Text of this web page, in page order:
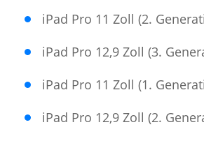
iPad Pro 11 Zoll (2.
iPad Pro 12,9 Zoll (3.
iPad Pro 11 Zoll (1.
iPad Pro 12,9 Zoll (2.